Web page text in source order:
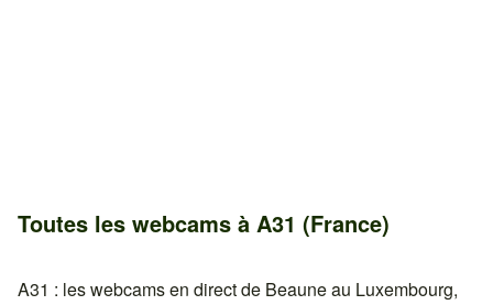
Toutes les webcams à A31 (France)
A31 : les webcams en direct de Beaune au Luxembourg,